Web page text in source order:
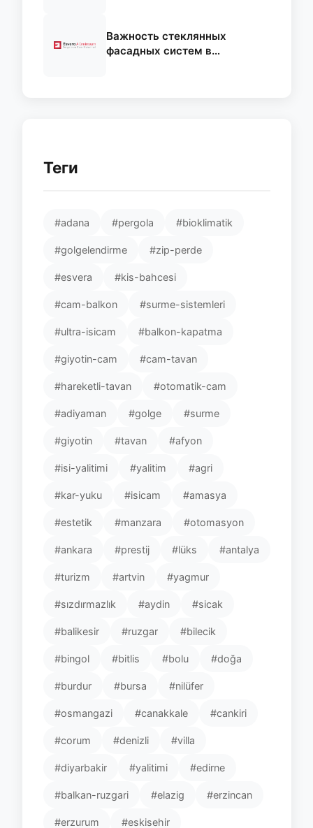
Важность стеклянных
фасадных систем в
Теги
#adana #pergola #bioklimatik
#golgelendirme #zip-perde
#esvera #kis-bahcesi
#cam-balkon #surme-sistemleri
#ultra-isicam #balkon-kapatma
#giyotin-cam #cam-tavan
#hareketli-tavan #otomatik-cam
#adiyaman #golge #surme
#giyotin #tavan #afyon
#isi-yalitimi #yalitim #agri
#kar-yuku #isicam #amasya
#estetik #manzara #otomasyon
#ankara #prestij #lüks #antalya
#turizm #artvin #yagmur
#sızdırmazlık #aydin #sicak
#balikesir #ruzgar #bilecik
#bingol #bitlis #bolu #doğa
#burdur #bursa #nilüfer
#osmangazi #canakkale #cankiri
#corum #denizli #villa
#diyarbakir #yalitimi #edirne
#balkan-ruzgari #elazig #erzincan
#erzurum #eskisehir